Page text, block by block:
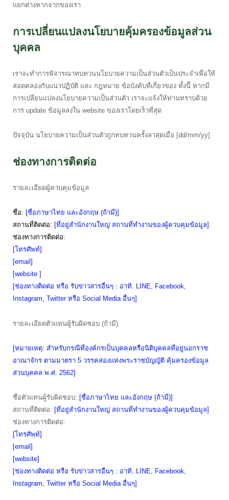
แยกต่างหากจากของเรา
การเปลี่ยนแปลงนโยบายคุ้มครองข้อมูลส่วน
บุคคล
เราจะทำการพิจารณาทบทวนนโยบายความเป็นส่วนตัวเป็นประจำเพื่อให้
สอดคลองกับแนวปฏิบัติ และ กฎหมาย ข้อบังคับที่เกี่ยวของ ทั้งนี้ หากมี
การเปลี่ยนแปลงนโยบายความเป็นส่วนตัว เราจะแจ้งให้ท่านทราบด้วย
การ update ข้อมูลลงใน website ของเราโดยเร็วที่สุด
ปัจจุบัน นโยบายความเป็นส่วนตัวถูกทบทวนครั้งลาสุดเมื่อ [dd/mm/yy]
ช่องทางการติดต่อ
รายละเอียดผู้ควบคุมข้อมูล
ชื่อ: [ชื่อภาษาไทย และอังกฤษ (ถ้ามี)]
สถานที่ติดต่อ: [ที่อยู่สำนักงานใหญ่ สถานที่ทำงานของผู้ควบคุมข้อมูล]
ช่องทางการติดต่อ:
[โทรศัพท์]
[email]
[website ]
[ช่องทางติดต่อ หรือ รับข่าวสารอื่นๆ : อาทิ. LINE, Facebook,
Instagram, Twitter หรือ Social Media อื่นๆ]
รายละเอียดตัวแทนผู้รับผิดชอบ (ถ้ามี)
[หมายเหตุ: สำหรับกรณีที่องค์กรเป็นบุคคลหรือนิติบุคคลที่อยู่นอกราช
อาณาจักร ตามมาตรา 5 วรรคสองแห่งพระราชบัญญัติ คุ้มครองข้อมูล
ส่วนบุคคล พ.ศ. 2562]
ชื่อตัวแทนผู้รับผิดชอบ: [ชื่อภาษาไทย และอังกฤษ (ถ้ามี)]
สถานที่ติดต่อ: [ที่อยู่สำนักงานใหญ่ สถานที่ทำงานของผู้ควบคุมข้อมูล]
ช่องทางการติดต่อ:
[โทรศัพท์]
[email]
[website]
[ช่องทางติดต่อ หรือ รับข่าวสารอื่นๆ : อาทิ. LINE, Facebook,
Instagram, Twitter หรือ Social Media อื่นๆ]